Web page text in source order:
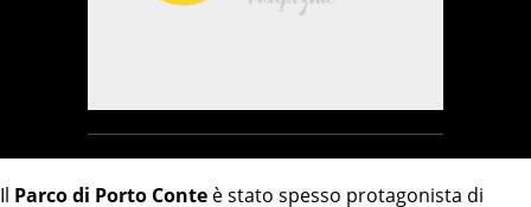
Il Parco di Porto Conte è stato spesso protagonista di